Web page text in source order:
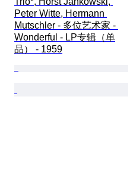
Peter Witte, Hermann
Mutschler - 多位艺术家 -
Wonderful - LP专辑（单
品） - 1959